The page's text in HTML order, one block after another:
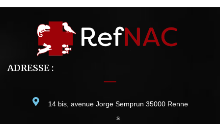
ADRESSE :
14 bis, avenue Jorge Semprun 35000 Renne
s